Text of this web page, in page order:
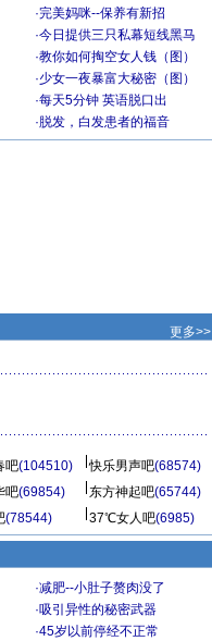
·完美妈咪--保养有新招
·今日提供三只私幕短线黑马
·教你如何掏空女人钱（图）
·少女一夜暴富大秘密（图）
·每天5分钟 英语脱口出
· 脱发，白发患者的福音
更多>>
吧(104510) 快乐男声吧(68574)
吧(69854) 东方神起吧(65744)
(78544) 37℃女人吧(6985)
·减肥--小肚子赘肉没了
·吸引异性的秘密武器
·45岁以前停经不正常